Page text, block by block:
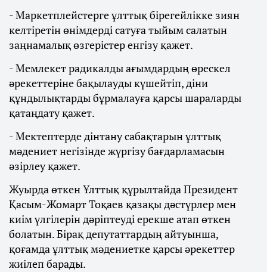
- Маркетплейстерге ұлттық бірегейлікке зиян
келтіретін өнімдерді сатуға тыйым салатын
заңнамалық өзгерістер енгізу қажет.
- Мемлекет радикалды ағымдардың өрескел
әрекеттеріне бақылауды күшейтіп, діни
құндылықтарды бұрмалауға қарсы шараларды
қатаңдату қажет.
- Мектептерде дінтану сабақтарын ұлттық
мәдениет негізінде жүргізу бағдарламасын
әзірлеу қажет.
Жуырда өткен Ұлттық құрылтайда Президент
Қасым-Жомарт Тоқаев қазақы дәстүрлер мен
киім үлгілерін дәріптеуді ерекше атап өткен
болатын. Бірақ депутаттардың айтуынша,
қоғамда ұлттық мәдениетке қарсы әрекеттер
жиілеп барады.